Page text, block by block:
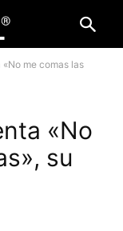
me comas las
«No
su